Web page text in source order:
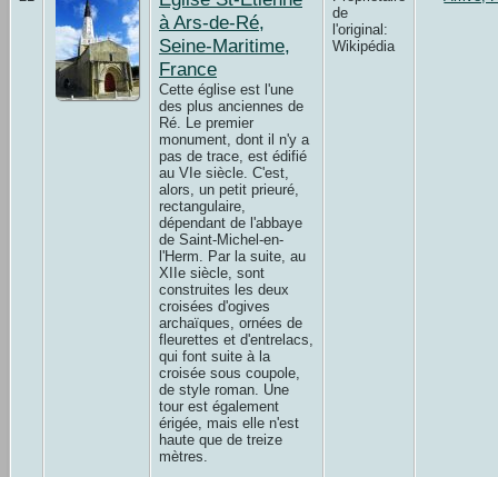
à Ars-de-Ré,
Seine-Maritime,
France
Cette église est l'une
des plus anciennes de
Ré. Le premier
monument, dont il n'y a
pas de trace, est édifié
au VIe siècle. C'est,
alors, un petit prieuré,
rectangulaire,
dépendant de l'abbaye
de Saint-Michel-en-
l'Herm. Par la suite, au
XIIe siècle, sont
construites les deux
croisées d'ogives
archaïques, ornées de
fleurettes et d'entrelacs,
qui font suite à la
croisée sous coupole,
de style roman. Une
tour est également
érigée, mais elle n'est
haute que de treize
mètres.
de
l'original:
Wikipédia